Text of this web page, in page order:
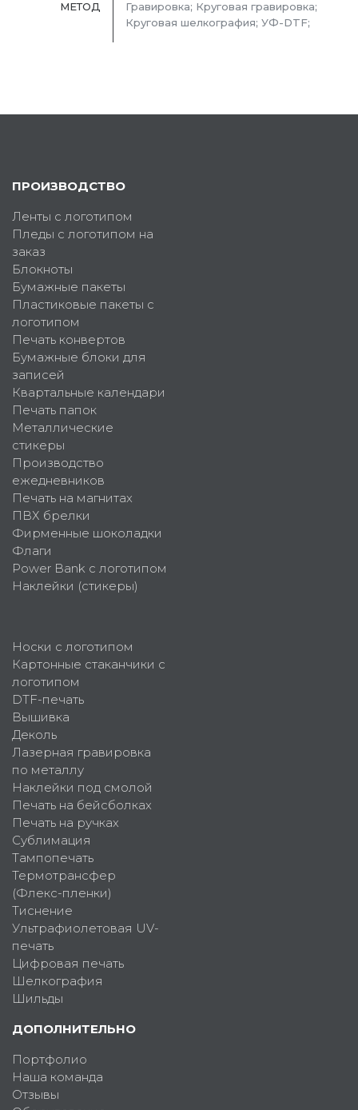
МЕТОД
Гравировка; Круговая гравировка;
Круговая шелкография; УФ-DTF;
ПРОИЗВОДСТВО
Ленты с логотипом
Пледы с логотипом на
заказ
Блокноты
Бумажные пакеты
Пластиковые пакеты с
логотипом
Печать конвертов
Бумажные блоки для
записей
Квартальные календари
Печать папок
Металлические
стикеры
Производство
ежедневников
Печать на магнитах
ПВХ брелки
Фирменные шоколадки
Флаги
Power Bank с логотипом
Наклейки (стикеры)
Носки с логотипом
Картонные стаканчики с
логотипом
DTF-печать
Вышивка
Деколь
Лазерная гравировка
по металлу
Наклейки под смолой
Печать на бейсболках
Печать на ручках
Сублимация
Тампопечать
Термотрансфер
(Флекс-пленки)
Тиснение
Ультрафиолетовая UV-
печать
Цифровая печать
Шелкография
Шильды
ДОПОЛНИТЕЛЬНО
Портфолио
Наша команда
Отзывы